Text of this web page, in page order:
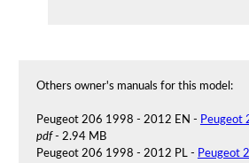
Others owner's manuals for this model:
Peugeot 206 1998 - 2012 EN - Peugeot
pdf- 2.94 MB
Peugeot 206 1998 - 2012 PL - Peugeot